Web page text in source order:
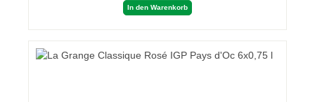
In den Warenkorb